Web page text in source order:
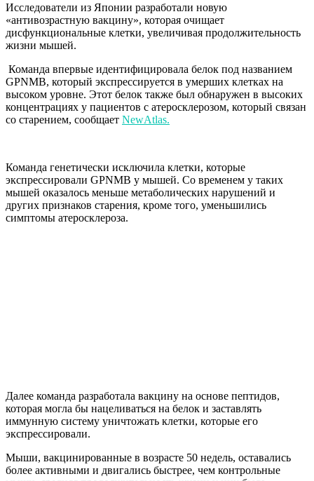
Исследователи из Японии разработали новую
«антивозрастную вакцину», которая очищает
дисфункциональные клетки, увеличивая продолжительность
жизни мышей.
Команда впервые идентифицировала белок под названием
GPNMB, который экспрессируется в умерших клетках на
высоком уровне. Этот белок также был обнаружен в высоких
концентрациях у пациентов с атеросклерозом, который связан
со старением, сообщает NewAtlas.
Команда генетически исключила клетки, которые
экспрессировали GPNMB у мышей. Со временем у таких
мышей оказалось меньше метаболических нарушений и
других признаков старения, кроме того, уменьшились
симптомы атеросклероза.
Далее команда разработала вакцину на основе пептидов,
которая могла бы нацеливаться на белок и заставлять
иммунную систему уничтожать клетки, которые его
экспрессировали.
Мыши, вакцинированные в возрасте 50 недель, оставались
более активными и двигались быстрее, чем контрольные